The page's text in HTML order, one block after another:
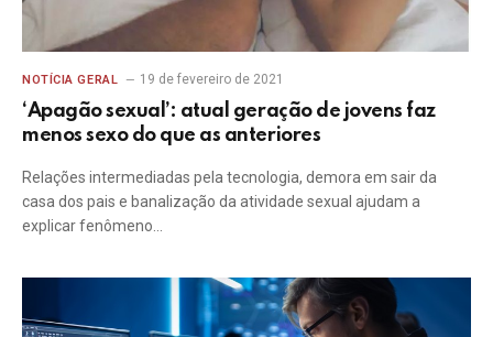
NOTÍCIA GERAL 19 de fevereiro de 2021
‘Apagão sexual’: atual geração de jovens faz
menos sexo do que as anteriores
Relações intermediadas pela tecnologia, demora em sair da
casa dos pais e banalização da atividade sexual ajudam a
explicar fenômeno…